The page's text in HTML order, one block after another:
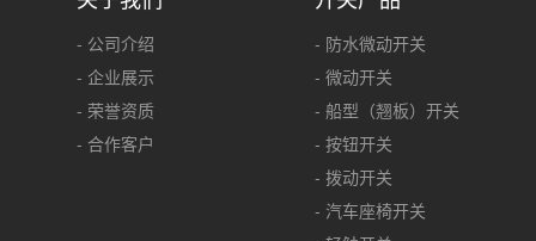
- 公司介绍
- 企业展示
- 荣誉资质
- 合作客户
- 防水微动开关
- 微动开关
- 船型（翘板）开关
- 按钮开关
- 拨动开关
- 汽车座椅开关